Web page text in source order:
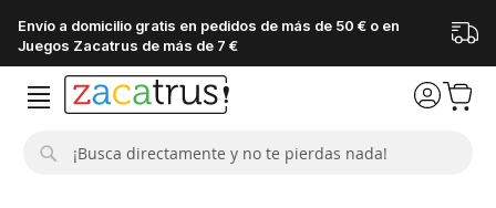
Envío a domicilio gratis en pedidos de más de 50 € o en
Juegos Zacatrus de más de 7 €